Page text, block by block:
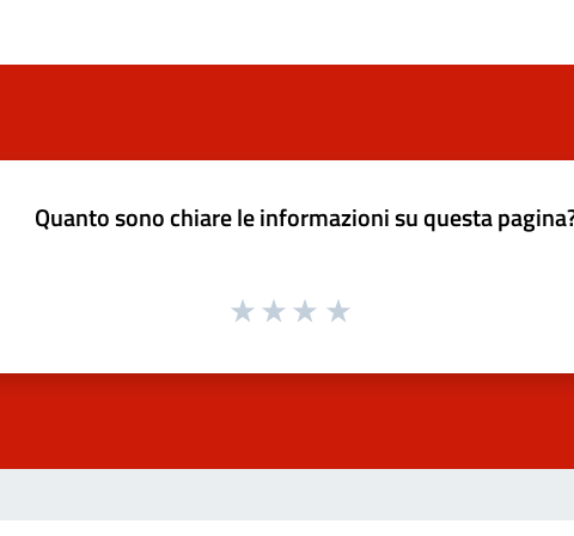
Quanto sono chiare le informazioni su questa